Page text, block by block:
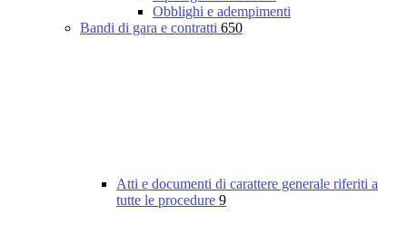
Obblighi e adempimenti
Bandi di gara e contratti 650
Atti e documenti di carattere generale riferiti a
tutte le procedure 9